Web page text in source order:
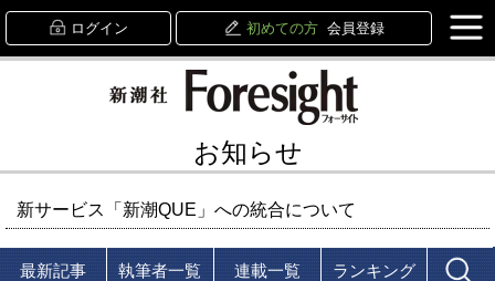
ログイン 初めての方 会員登録
お知らせ
新サービス「新潮QUE」への統合について
最新記事 執筆者一覧 連載一覧 ランキング